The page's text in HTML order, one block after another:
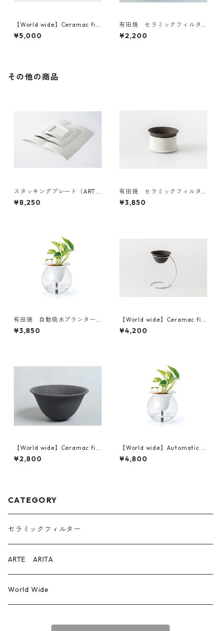
【World wide】Ceramac filt
er ＆dripper set(New Type)
海外発送
¥5,000
有田焼 セラミックフィルタ
ー（単品）Japan domestic
¥2,200
その他の商品
スタッキングプレート（ARTE
ARITA）Japan domestic
¥8,250
有田焼 セラミックフィルタ
ー＆ドリッパーセット（新
型）Japan domestic
¥3,850
有田焼 自動吸水プランターS
UISUI Japan domestic
¥3,850
【World wide】Ceramac filt
er ＆Stand Set 海外発送
¥4,200
【World wide】Ceramac filt
er 海外発送
¥2,800
【World wide】Automatic W
ater Absorption Planter SUI
SUI 海外発送
¥4,800
CATEGORY
セラミックフィルター
ARTE ARITA
World Wide